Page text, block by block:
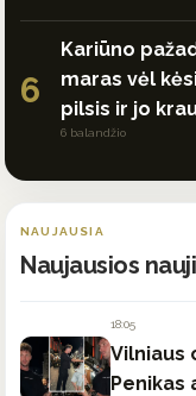
6
Kariūno
maras vėl
pilsis ir jo
6 balandžio
NAUJAUSIA
Naujausios
18:05
Vilniaus
Penikas